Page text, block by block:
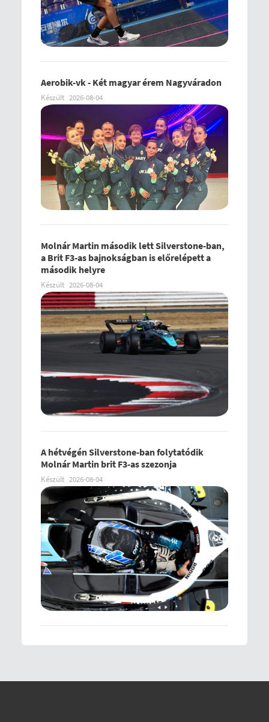
Aerobik-vk - Két magyar érem Nagyváradon
Készült 2026-08-04
Molnár Martin második lett Silverstone-ban,
a Brit F3-as bajnokságban is előrelépett a
második helyre
Készült 2026-08-04
A hétvégén Silverstone-ban folytatódik
Molnár Martin brit F3-as szezonja
Készült 2026-08-04